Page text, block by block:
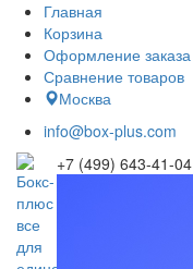
Главная
Корзина
Оформление заказа
Сравнение товаров
Москва
info@box-plus.com
+7 (499) 643-41-04